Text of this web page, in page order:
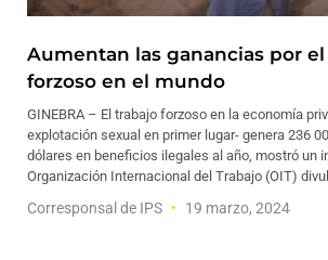
Aumentan las ganancias por
forzoso en el mundo
GINEBRA – El trabajo forzoso en la economía
explotación sexual en primer lugar- genera 236
dólares en beneficios ilegales al año, mostró un
Organización Internacional del Trabajo (OIT)
Corresponsal de IPS 19 marzo, 2024